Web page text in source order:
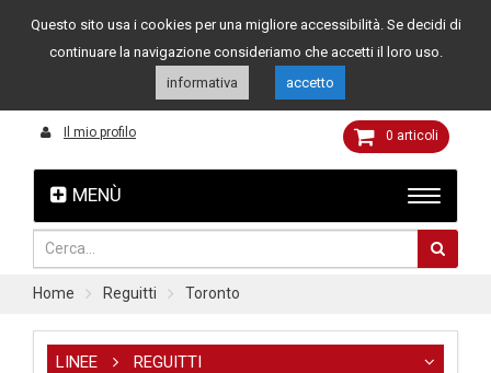
Assistenza clienti 049 8015108 349 4262144
MENÙ
Il mio profilo 0 articoli
Home Reguitti Toronto
LINEE REGUITTI
Questo sito usa i cookies per una migliore accessibilità. Se decidi di
continuare la navigazione consideriamo che accetti il loro uso.
informativa
accetto